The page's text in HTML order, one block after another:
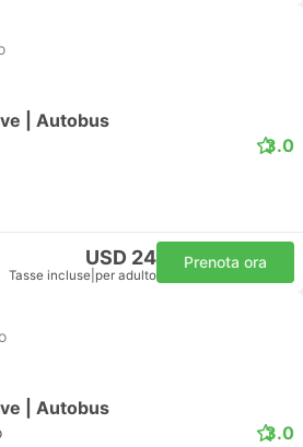
| Autobus
3.0
USD 24
Tasse incluse per adulto
Prenota ora
| Autobus
3.0